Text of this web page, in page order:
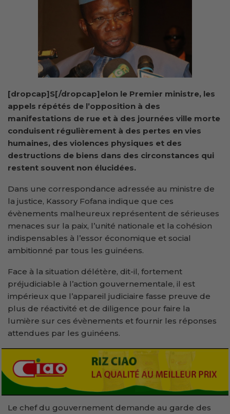
[dropcap]S[/dropcap]elon le Premier ministre, les
appels répétés de l’opposition à des
manifestations de rue et à des journées ville morte
conduisent régulièrement à des pertes en vies
humaines, des violences physiques et des
destructions de biens dans des circonstances qui
restent souvent non élucidées.
Dans une correspondance adressée au ministre de
la justice, Kassory Fofana indique que ces
évènements malheureux représentent de sérieuses
menaces sur la paix, l’unité nationale et la cohésion
indispensables à l’essor économique et social
ambitionné par tous les guinéens.
Face à la situation délétère, dit-il, fortement
préjudiciable à l’action gouvernementale, il est
impérieux que l’appareil judiciaire fasse preuve de
plus de réactivité et de diligence pour faire la
lumière sur ces évènements et fournir les réponses
attendues par les guinéens.
Le chef du gouvernement demande au garde des